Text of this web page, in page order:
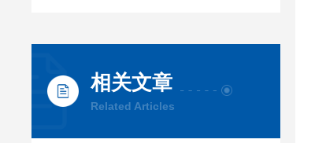
相关文章
Related Articles